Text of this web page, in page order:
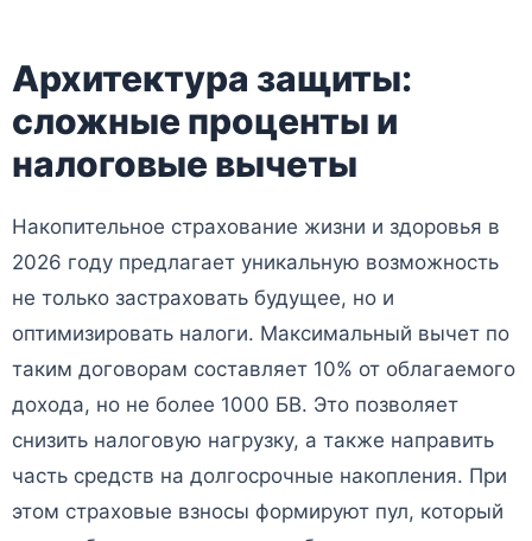
Архитектура защиты:
сложные проценты и
налоговые вычеты
Накопительное страхование жизни и здоровья в
2026 году предлагает уникальную возможность
не только застраховать будущее, но и
оптимизировать налоги. Максимальный вычет по
таким договорам составляет 10% от облагаемого
дохода, но не более 1000 БВ. Это позволяет
снизить налоговую нагрузку, а также направить
часть средств на долгосрочные накопления. При
этом страховые взносы формируют пул, который